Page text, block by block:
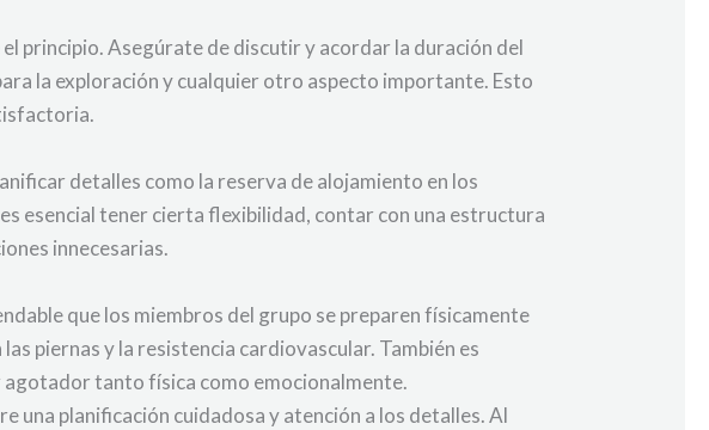
principio. Asegúrate de discutir y acordar la duración del
la exploración y cualquier otro aspecto importante. Esto
detalles como la reserva de alojamiento en los
esencial tener cierta flexibilidad, contar con una estructura
innecesarias.
que los miembros del grupo se preparen físicamente
piernas y la resistencia cardiovascular. También es
tanto física como emocionalmente.
una planificación cuidadosa y atención a los detalles. Al